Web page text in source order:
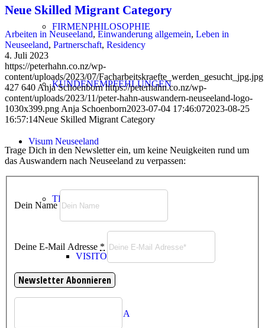
FIRMENPHILOSOPHIE
KUNDENEMPFEHLUNGEN
Visum Neuseeland
TEMPORARY VISA
VISITOR VISA
WORK VISA
Neue Skilled Migrant Category
Arbeiten in Neuseeland, Einwanderung allgemein, Leben in
Neuseeland, Partnerschaft, Residency
4. Juli 2023
https://peterhahn.co.nz/wp-
content/uploads/2023/07/Facharbeitskraefte_werden_gesucht_jpg.jpg
427 640 Anja Schoenborn https://peterhahn.co.nz/wp-
content/uploads/2023/11/peter-hahn-auswandern-neuseeland-logo-
1030x399.png Anja Schoenborn2023-07-04 17:46:072023-08-25
16:57:14Neue Skilled Migrant Category
Trage Dich in den Newsletter ein, um keine Neuigkeiten rund um
das Auswandern nach Neuseeland zu verpassen:
Dein Name
Deine E-Mail Adresse *